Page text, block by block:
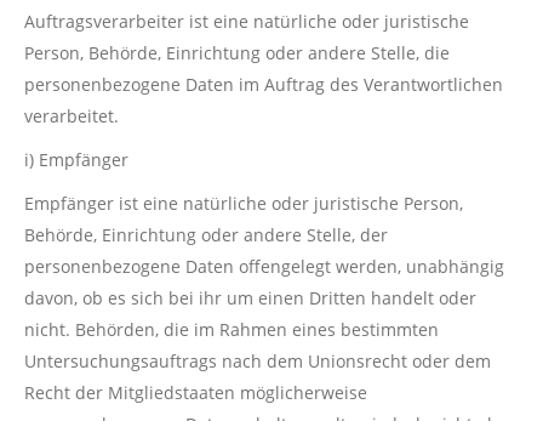
Auftragsverarbeiter ist eine natürliche oder juristische
Person, Behörde, Einrichtung oder andere Stelle, die
personenbezogene Daten im Auftrag des Verantwortlichen
verarbeitet.
i) Empfänger
Empfänger ist eine natürliche oder juristische Person,
Behörde, Einrichtung oder andere Stelle, der
personenbezogene Daten offengelegt werden, unabhängig
davon, ob es sich bei ihr um einen Dritten handelt oder
nicht. Behörden, die im Rahmen eines bestimmten
Untersuchungsauftrags nach dem Unionsrecht oder dem
Recht der Mitgliedstaaten möglicherweise